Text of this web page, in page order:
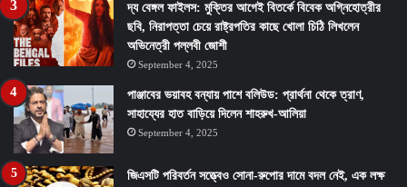
দ্য বেঙ্গল ফাইলস: মুক্তির আগেই বিতর্কে বিবেক অগ্নিহোত্রীর
ছবি, নিরাপত্তা চেয়ে রাষ্ট্রপতির কাছে খোলা চিঠি লিখলেন
অভিনেত্রী পল্লবী জোশী
September 4, 2025
পাঞ্জাবের ভয়াবহ বন্যায় পাশে বলিউড: প্রার্থনা থেকে ত্রাণ,
সাহায্যের হাত বাড়িয়ে দিলেন শাহরুখ-আলিয়া
September 4, 2025
জিএসটি পরিবর্তন সত্ত্বেও সোনা-রুপোর দামে বদল নেই, এক লক্ষ